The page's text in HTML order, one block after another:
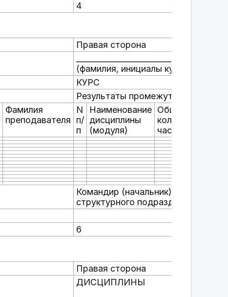
4
Правая сторона
(фамилия, инициалы курсанта)
КУРС
Результаты промежуточной
Фамилия
преподавателя
N
п/
п
Наименование
дисциплины
(модуля)
Общее
количество
час./з.ед.
Командир (начальник)
структурного подразделения
6
Правая сторона
ДИСЦИПЛИНЫ